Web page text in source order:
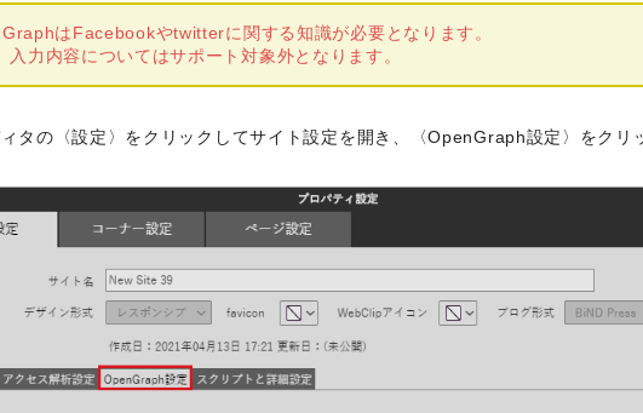
はFacebookやtwitterに関する知識が必要となります。
入力内容についてはサポート対象外となります。
タの〈設定〉をクリックしてサイト設定を開き、〈OpenGraph設定〉をクリ